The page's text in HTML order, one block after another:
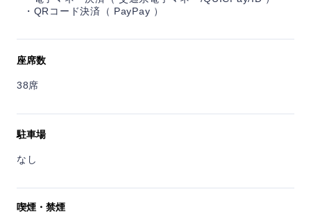
QRコード決済（ PayPay ）
座席数
38席
駐車場
なし
喫煙・禁煙